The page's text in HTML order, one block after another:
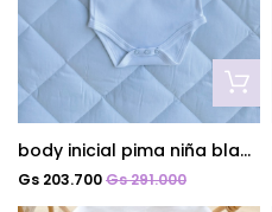
body inicial pima niña blanco
Gs 203.700Gs 291.000